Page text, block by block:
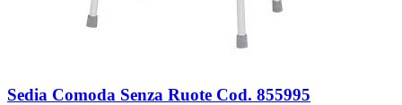
Sedia Comoda Senza Ruote Cod. 855995